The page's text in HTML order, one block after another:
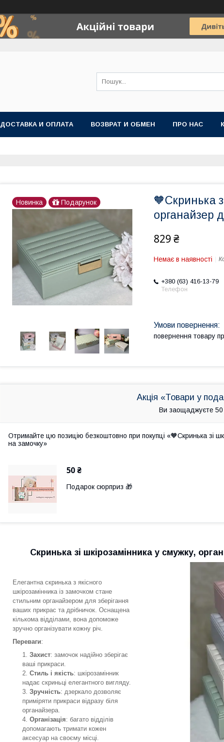
ДОСТАВКА И ОПЛАТА ВОЗВРАТ И ОБМЕН ПРО НАС
Новинка Подарунок
🧡Скринька
органайзер
829 ₴
Немає в наявності
+380 (63) 416-13-79
Телефон
повернення товару
Акція «Товари у
Ви заощаджуєте
Отримайте цю позицію безкоштовно при покупці «🧡Скринька зі
на замочку»
50 ₴
Подарок сюрприз 🎁
Скринька зі шкірозамінника у смужку,
Елегантна скринька з якісного
шкірозамінника із замочком стане
стильним органайзером для зберігання
ваших прикрас та дрібничок. Оснащена
кількома відділами, вона допоможе
зручно організувати кожну річ.
Переваги:
Захист: замочок надійно зберігає
ваші прикраси.
Стиль і якість: шкірозамінник
надає скриньці елегантного вигляду.
Зручність: дзеркало дозволяє
приміряти прикраси відразу біля
органайзера.
Організація: багато відділів
допомагають тримати кожен
аксесуар на своєму місці.